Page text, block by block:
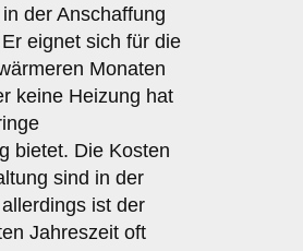
der Anschaffung
eignet sich für die
Monaten
keine Heizung hat
bietet. Die Kosten
sind in der
ist der
Jahreszeit oft